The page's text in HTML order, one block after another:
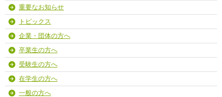
重要なお知らせ
トピックス
企業・団体の方へ
卒業生の方へ
受験生の方へ
在学生の方へ
一般の方へ